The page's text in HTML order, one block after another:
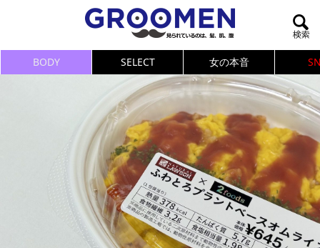
BODY SELECT 女の本音